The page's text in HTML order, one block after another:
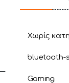
Χωρίς
bluetooth-
Gaming